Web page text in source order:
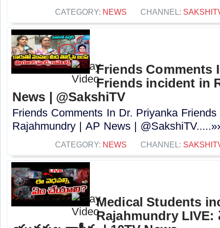
CATEGORY: NEWS CHANNEL:
Friends Comments
Friends incident in
News | @SakshiTV
Friends Comments In Dr. Priyanka
Rajahmundry | AP News |
CATEGORY: NEWS CHANNEL:
Medical Students
Rajahmundry